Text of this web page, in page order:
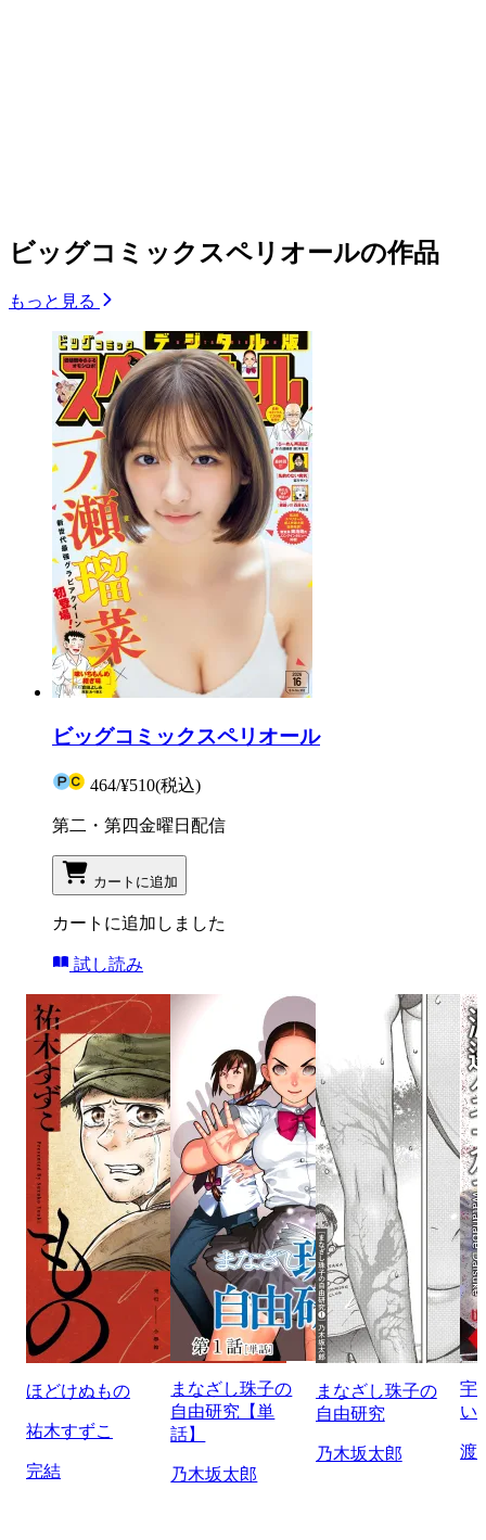
ビッグコミックスペリオールの作品
もっと見る
ビッグコミックスペリオール
464/¥510(税込)
第二・第四金曜日配信
カートに追加
カートに追加しました
試し読み
ほどけぬもの
祐木すずこ
完結
まなざし珠子の
自由研究【単
話】
乃木坂太郎
まなざし珠子の
自由研究
乃木坂太郎
宇
い
渡